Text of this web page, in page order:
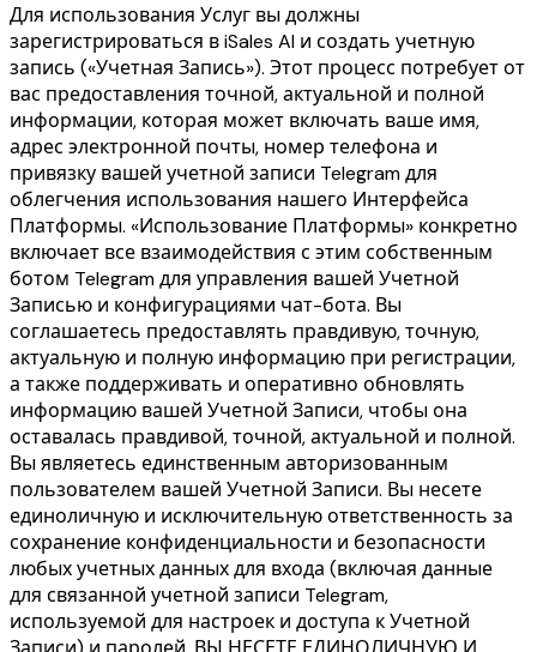
Для использования Услуг вы должны
зарегистрироваться в iSales AI и создать учетную
запись («Учетная Запись»). Этот процесс потребует от
вас предоставления точной, актуальной и полной
информации, которая может включать ваше имя,
адрес электронной почты, номер телефона и
привязку вашей учетной записи Telegram для
облегчения использования нашего Интерфейса
Платформы. «Использование Платформы» конкретно
включает все взаимодействия с этим собственным
ботом Telegram для управления вашей Учетной
Записью и конфигурациями чат-бота. Вы
соглашаетесь предоставлять правдивую, точную,
актуальную и полную информацию при регистрации,
а также поддерживать и оперативно обновлять
информацию вашей Учетной Записи, чтобы она
оставалась правдивой, точной, актуальной и полной.
Вы являетесь единственным авторизованным
пользователем вашей Учетной Записи. Вы несете
единоличную и исключительную ответственность за
сохранение конфиденциальности и безопасности
любых учетных данных для входа (включая данные
для связанной учетной записи Telegram,
используемой для настроек и доступа к Учетной